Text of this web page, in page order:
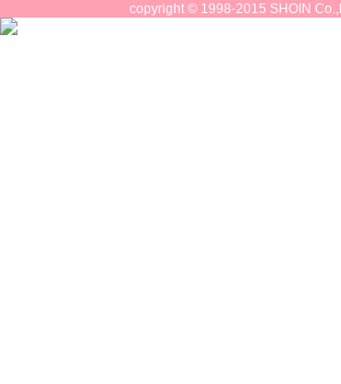
copyright © 1998-2015 SHOIN